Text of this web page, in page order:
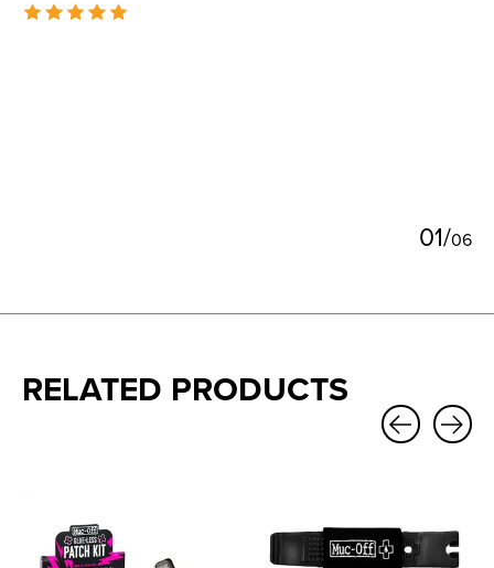
The rating of this product is
01/06
RELATED PRODUCTS